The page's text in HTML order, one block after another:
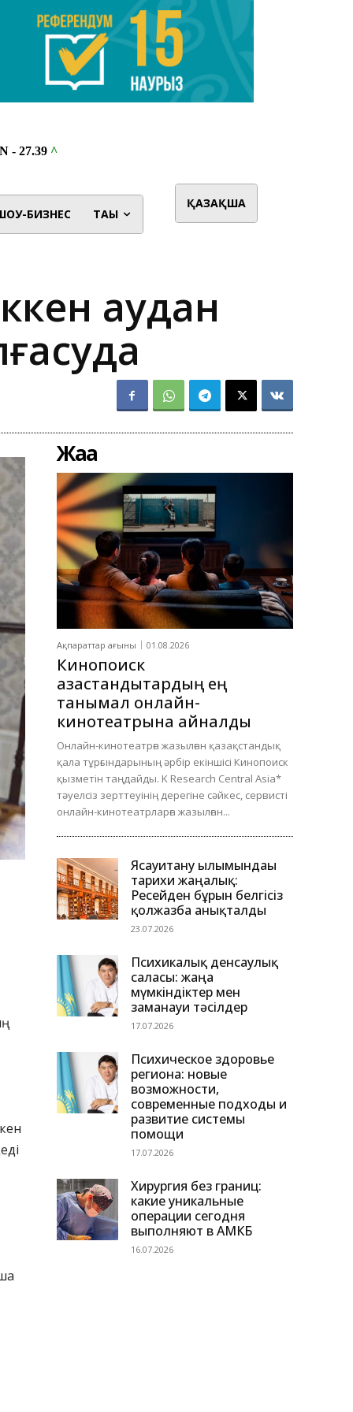
БИЗНЕС ТАҒЫ
ҚАЗАҚША
аудан
Жаңа
Ақпараттар ағыны 01.08.2026
Кинопоиск
қазақстандықтардың ең
танымал онлайн-
кинотеатрына айналды
Онлайн-кинотеатрға жазылған қазақстандық
қала тұрғындарының әрбір екіншісі Кинопоиск
қызметін таңдайды. K Research Central Asia*
тәуелсіз зерттеуінің дерегіне сәйкес, сервисті
онлайн-кинотеатрларға жазылған...
Ясауитану ғылымындағы
тарихи жаңалық:
Ресейден бұрын белгісіз
қолжазба анықталды
23.07.2026
Психикалық денсаулық
саласы: жаңа
мүмкіндіктер мен
заманауи тәсілдер
17.07.2026
Психическое здоровье
региона: новые
возможности,
современные подходы и
развитие системы
помощи
17.07.2026
Хирургия без границ:
какие уникальные
операции сегодня
выполняют в АМКБ
16.07.2026